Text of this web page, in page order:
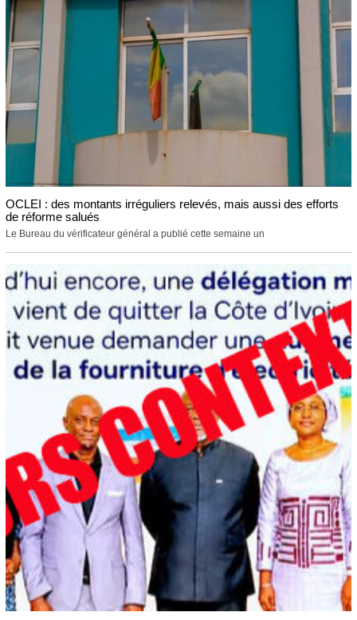
OCLEI : des montants irréguliers relevés, mais aussi des efforts
de réforme salués
Le Bureau du vérificateur général a publié cette semaine un